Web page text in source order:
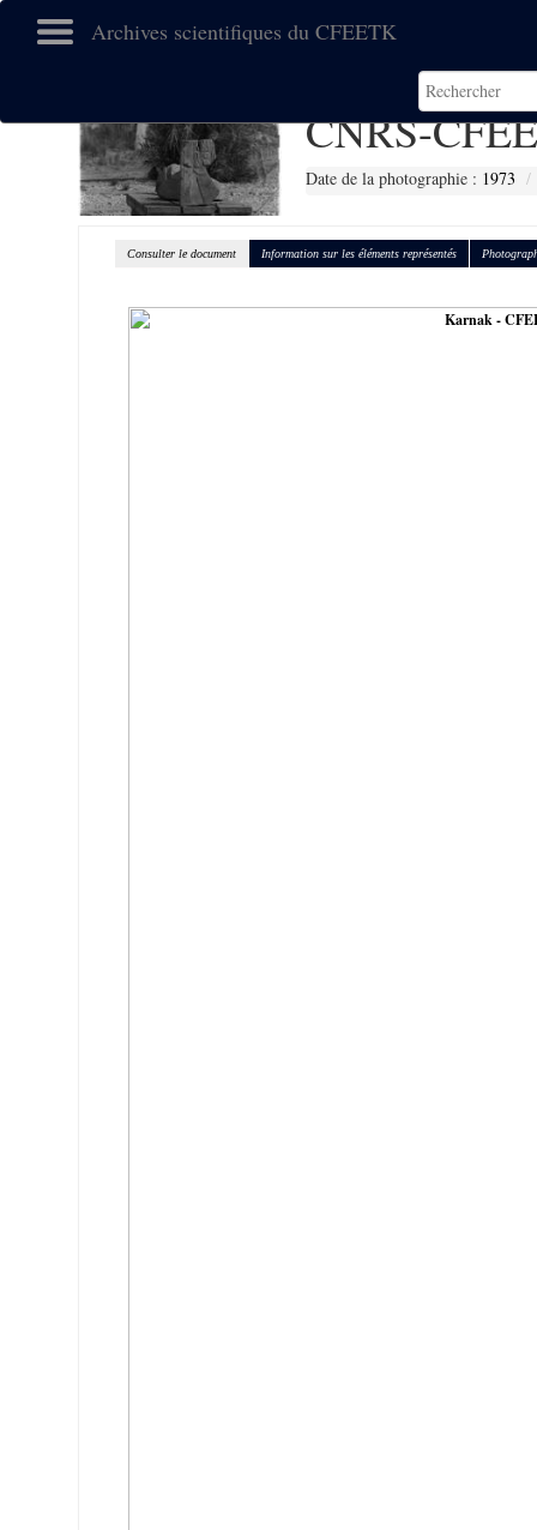
Archives scientifiques du CFEETK
CNRS-
Date de la photographie : 1973
Consulter le document Information sur les éléments représentés